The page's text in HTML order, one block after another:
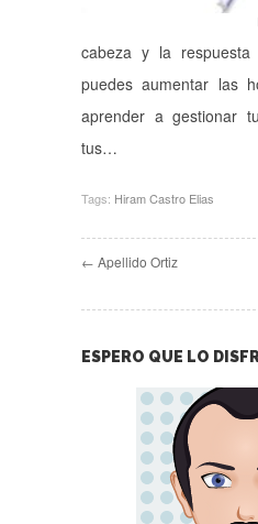
cabeza y la
puedes aumentar las
aprender a gestionar
tus…
Tags: Hiram Castro Elias
← Apellido Ortiz
ESPERO QUE LO